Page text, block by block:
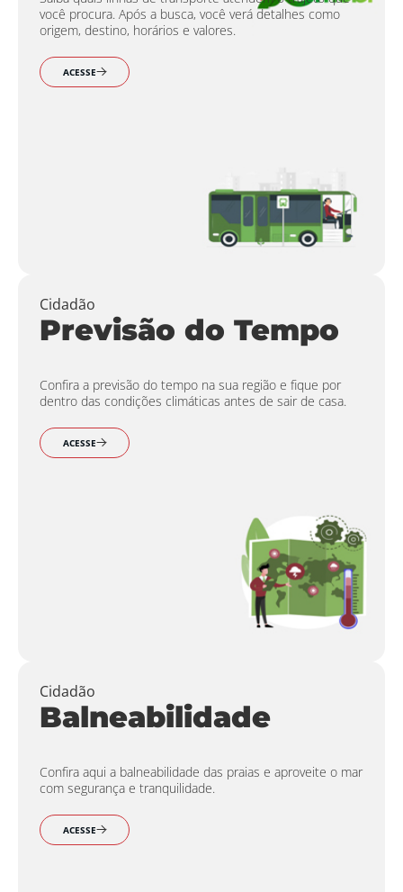
você procura. Após a busca, você verá detalhes como
origem, destino, horários e valores.
ACESSE
Cidadão
Previsão do Tempo
Confira a previsão do tempo na sua região e fique por
dentro das condições climáticas antes de sair de casa.
ACESSE
Cidadão
Balneabilidade
Confira aqui a balneabilidade das praias e aproveite o mar
com segurança e tranquilidade.
ACESSE